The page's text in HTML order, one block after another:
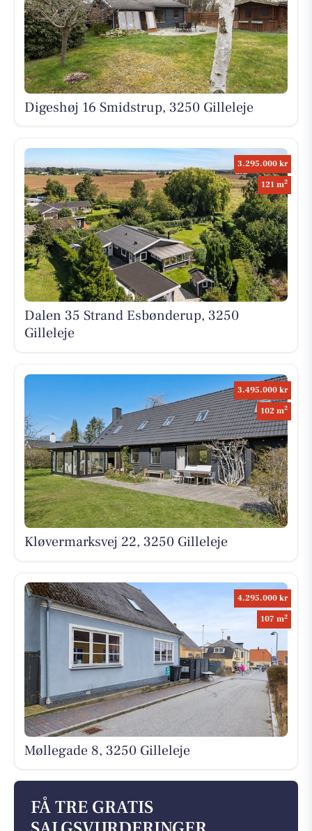
Digeshøj 16 Smidstrup, 3250 Gilleleje
3.295.000 kr
121 m2
Dalen 35 Strand Esbønderup, 3250
Gilleleje
3.495.000 kr
102 m2
Kløvermarksvej 22, 3250 Gilleleje
4.295.000 kr
107 m2
Møllegade 8, 3250 Gilleleje
FÅ TRE GRATIS